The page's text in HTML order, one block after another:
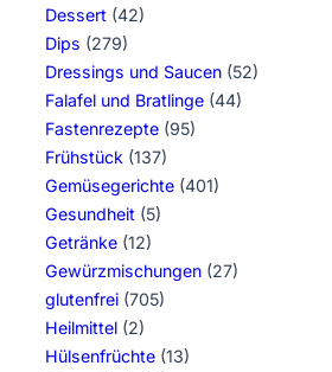
Dessert (42)
Dips (279)
Dressings und Saucen (52)
Falafel und Bratlinge (44)
Fastenrezepte (95)
Frühstück (137)
Gemüsegerichte (401)
Gesundheit (5)
Getränke (12)
Gewürzmischungen (27)
glutenfrei (705)
Heilmittel (2)
Hülsenfrüchte (13)